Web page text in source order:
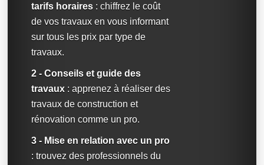
tarifs horaires : chiffrez le coût
de vos travaux en vous informant
sur tous les prix par type de
travaux.
2 - Conseils et guide des
travaux : apprenez à réaliser des
travaux de construction et
rénovation comme un pro.
3 - Mise en relation avec un pro
: trouvez des professionnels du